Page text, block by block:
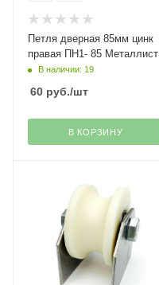
Петля дверная 85мм цинк
правая ПН1- 85 Металлист
В наличии: 19
60 руб./шт
В КОРЗИНУ